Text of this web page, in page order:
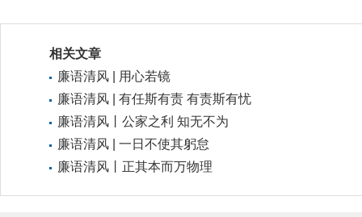
相关文章
廉语清风 | 用心若镜
廉语清风 | 有任斯有责 有责斯有忧
廉语清风丨公家之利 知无不为
廉语清风 | 一日不使其躬怠
廉语清风丨正其本而万物理